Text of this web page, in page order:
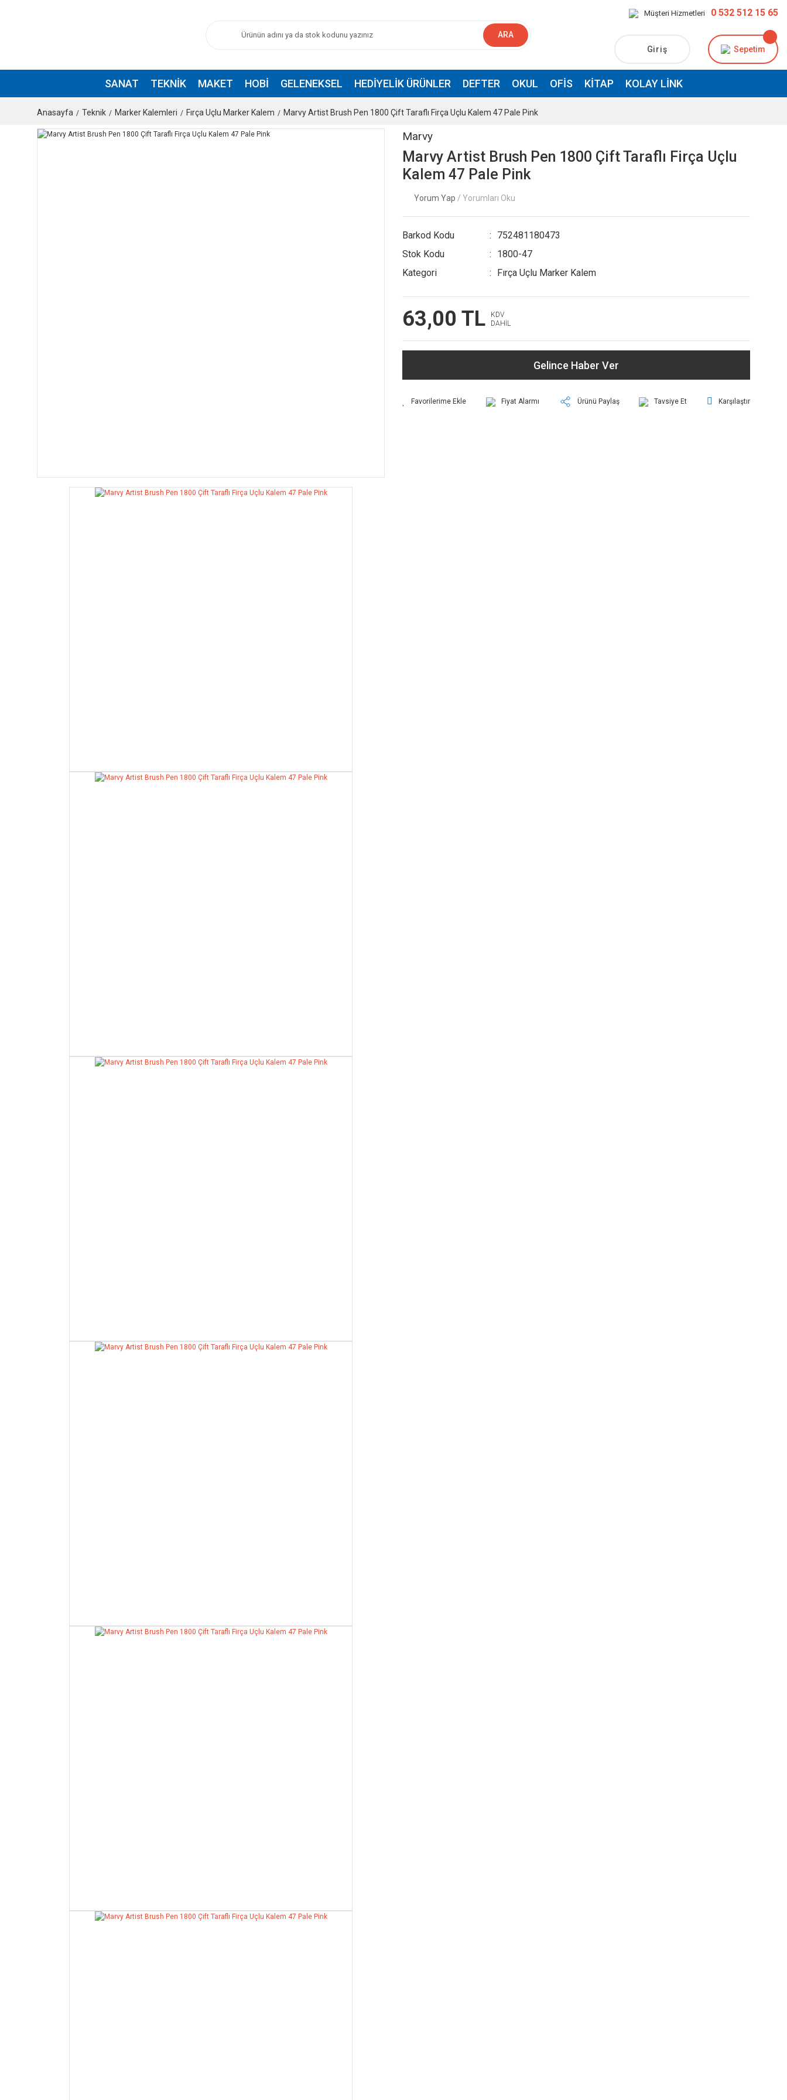
ARA
Müşteri Hizmetleri 0 532 512 15 65
Giriş Sepetim
SANAT TEKNIK MAKET HOBI GELENEKSEL HEDIYELIK ÜRÜNLER DEFTER OKUL OFIS KITAP KOLAY LINK
Anasayfa Teknik Marker Kalemleri Fırça Uçlu Marker Kalem Marvy Artist Brush Pen 1800 Çift Taraflı Firça Uçlu Kalem 47 Pale Pink
Marvy
Marvy Artist Brush Pen 1800 Çift Taraflı Firça Uçlu
Kalem 47 Pale Pink
Yorum Yap / Yorumları Oku
Barkod Kodu
752481180473
Stok Kodu
1800-47
Kategori
Fırça Uçlu Marker Kalem
63,00 TL
KDV
DAHİL
Gelince Haber Ver
Fiyat Alarmı Ürünü Paylaş Tavsiye Et Karşılaştır